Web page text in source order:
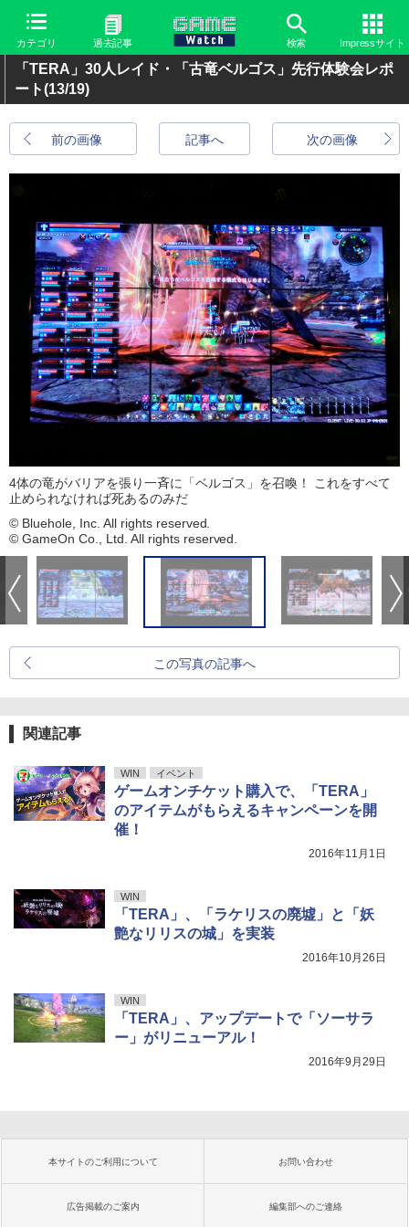
カテゴリ 過去記事 検索 Impressサイト
「TERA」30人レイド・「古竜ベルゴス」先行体験会レポ
ート(13/19)
前の画像 次の画像
記事へ
4体の竜がバリアを張り一斉に「ベルゴス」を召喚！ これをすべて
止められなければ死あるのみだ
© Bluehole, Inc. All rights reserved.
© GameOn Co., Ltd. All rights reserved.
この写真の記事へ
関連記事
WIN イベント
ゲームオンチケット購入で、「TERA」
のアイテムがもらえるキャンペーンを開
催！
2016年11月1日
WIN
「TERA」、「ラケリスの廃墟」と「妖
艶なリリスの城」を実装
2016年10月26日
WIN
「TERA」、アップデートで「ソーサラ
ー」がリニューアル！
2016年9月29日
本サイトのご利用について お問い合わせ
広告掲載のご案内 編集部へのご連絡